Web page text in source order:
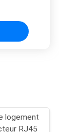
logement
RJ45